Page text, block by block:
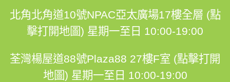
北角北角道10號NPAC亞太廣場17樓全層 (點
擊打開地圖) 星期一至日 10:00-19:00
荃灣楊屋道88號Plaza88 27樓F室 (點擊打開
地圖) 星期一至日 10:00-19:00